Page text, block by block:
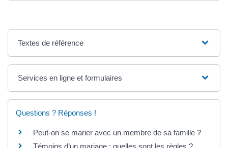
Textes de référence
Services en ligne et formulaires
Questions ? Réponses !
Peut-on se marier avec un membre de sa famille ?
Témoins d’un mariage : quelles sont les règles ?